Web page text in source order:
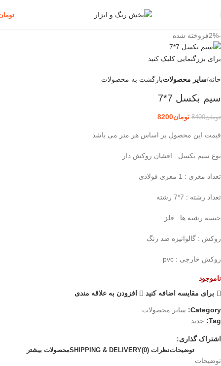
-2% فروخته شده
برای بزرگنمایی کلیک کنید
خانه سایر محصولاتبازگشت به محصولات
سیم بکسل 7*7
تومان8400 تومان8200
قیمت این محصول بر اساس هر متر می باشد
نوع سیم بکسل : افشان روکش دار
تعداد مغزی : 1 مغزی فولادی
تعداد رشته : 7*7 رشته
جنسه رشته ها : فلز
روکش : گالوانیزه ضد زنگ
روکش خارجی : pvc
ناموجود
برای مقایسه اضافه کنید
افزودن به علاقه مندی
Category:
سایر محصولات
Tag:
جدید
اشتراک گذاری:
توضیحاتنظرات (0) SHIPPING & DELIVERYمحصولات بیشتر
توضیحات